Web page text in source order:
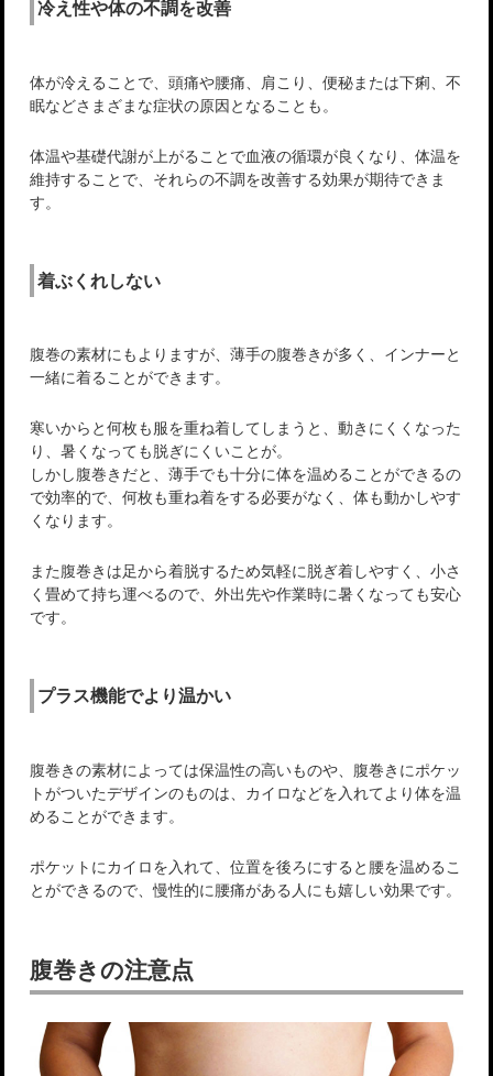
冷え性や体の不調を改善
体が冷えることで、頭痛や腰痛、肩こり、便秘または下痢、不
眠などさまざまな症状の原因となることも。
体温や基礎代謝が上がることで血液の循環が良くなり、体温を
維持することで、それらの不調を改善する効果が期待できま
す。
着ぶくれしない
腹巻の素材にもよりますが、薄手の腹巻きが多く、インナーと
一緒に着ることができます。
寒いからと何枚も服を重ね着してしまうと、動きにくくなった
り、暑くなっても脱ぎにくいことが。
しかし腹巻きだと、薄手でも十分に体を温めることができるの
で効率的で、何枚も重ね着をする必要がなく、体も動かしやす
くなります。
また腹巻きは足から着脱するため気軽に脱ぎ着しやすく、小さ
く畳めて持ち運べるので、外出先や作業時に暑くなっても安心
です。
プラス機能でより温かい
腹巻きの素材によっては保温性の高いものや、腹巻きにポケッ
トがついたデザインのものは、カイロなどを入れてより体を温
めることができます。
ポケットにカイロを入れて、位置を後ろにすると腰を温めるこ
とができるので、慢性的に腰痛がある人にも嬉しい効果です。
腹巻きの注意点